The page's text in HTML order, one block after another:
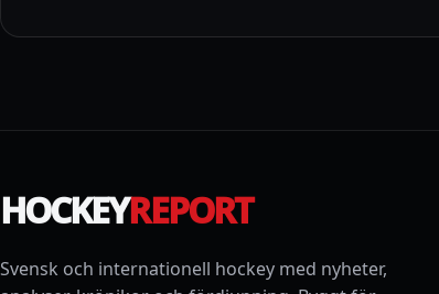
HOCKEYREPORT
Svensk och internationell hockey med nyheter,